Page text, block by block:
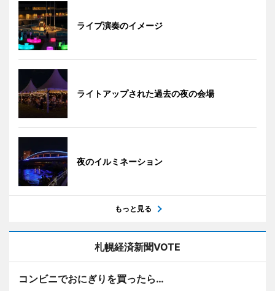
ライブ演奏のイメージ
ライトアップされた過去の夜の会場
夜のイルミネーション
もっと見る
札幌経済新聞VOTE
コンビニでおにぎりを買ったら…